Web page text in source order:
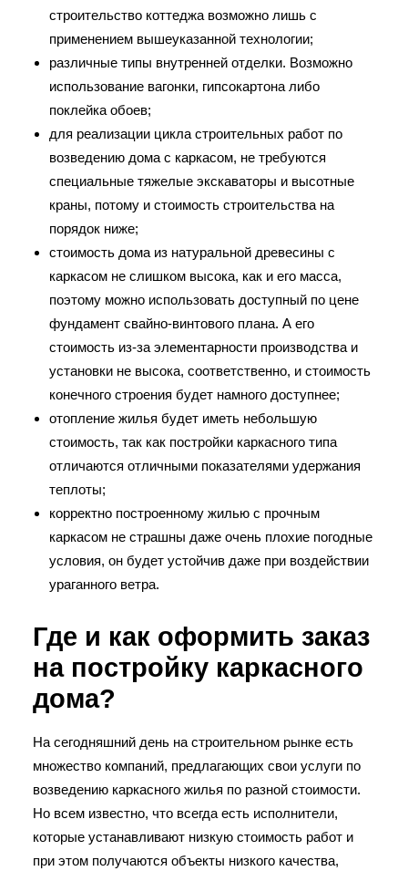
строительство коттеджа возможно лишь с
применением вышеуказанной технологии;
различные типы внутренней отделки. Возможно
использование вагонки, гипсокартона либо
поклейка обоев;
для реализации цикла строительных работ по
возведению дома с каркасом, не требуются
специальные тяжелые экскаваторы и высотные
краны, потому и стоимость строительства на
порядок ниже;
стоимость дома из натуральной древесины с
каркасом не слишком высока, как и его масса,
поэтому можно использовать доступный по цене
фундамент свайно-винтового плана. А его
стоимость из-за элементарности производства и
установки не высока, соответственно, и стоимость
конечного строения будет намного доступнее;
отопление жилья будет иметь небольшую
стоимость, так как постройки каркасного типа
отличаются отличными показателями удержания
теплоты;
корректно построенному жилью с прочным
каркасом не страшны даже очень плохие погодные
условия, он будет устойчив даже при воздействии
ураганного ветра.
Где и как оформить заказ
на постройку каркасного
дома?
На сегодняшний день на строительном рынке есть
множество компаний, предлагающих свои услуги по
возведению каркасного жилья по разной стоимости.
Но всем известно, что всегда есть исполнители,
которые устанавливают низкую стоимость работ и
при этом получаются объекты низкого качества,